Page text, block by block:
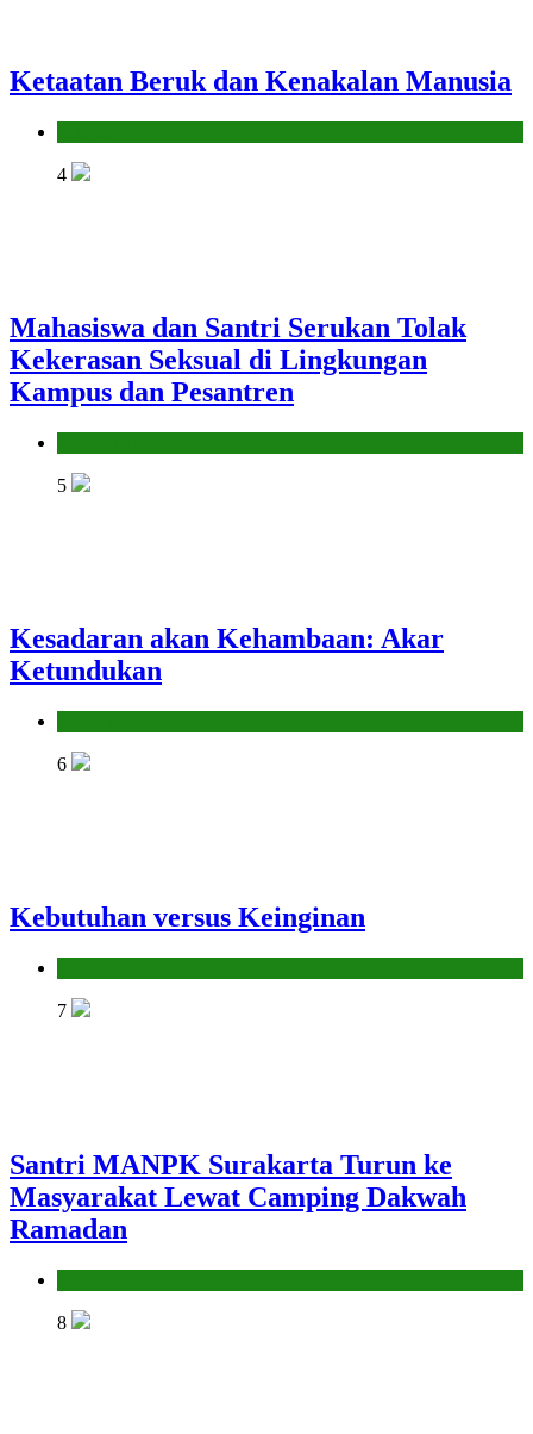
Ketaatan Beruk dan Kenakalan Manusia
4
Mahasiswa dan Santri Serukan Tolak
Kekerasan Seksual di Lingkungan
Kampus dan Pesantren
5
Kesadaran akan Kehambaan: Akar
Ketundukan
6
Kebutuhan versus Keinginan
7
Santri MANPK Surakarta Turun ke
Masyarakat Lewat Camping Dakwah
Ramadan
8